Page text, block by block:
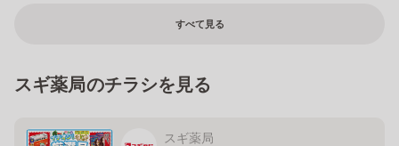
すべて見る
スギ薬局のチラシを見る
スギ薬局